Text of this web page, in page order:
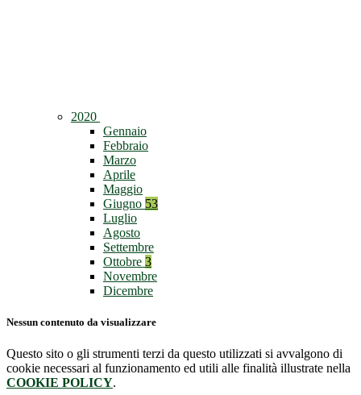
2020
Gennaio
Febbraio
Marzo
Aprile
Maggio
Giugno 53
Luglio
Agosto
Settembre
Ottobre 3
Novembre
Dicembre
Nessun contenuto da visualizzare
Questo sito o gli strumenti terzi da questo utilizzati si avvalgono di
cookie necessari al funzionamento ed utili alle finalità illustrate nella
COOKIE POLICY.